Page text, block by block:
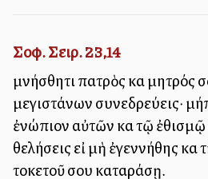
Σοφ. Σειρ. 23,14
μνήσθητι πατρὸς καὶ μητρός
μεγιστάνων συνεδρεύεις·
ἐνώπιον αὐτῶν καὶ τῷ
θελήσεις εἰ μὴ ἐγεννήθης
τοκετοῦ σου καταράσῃ.